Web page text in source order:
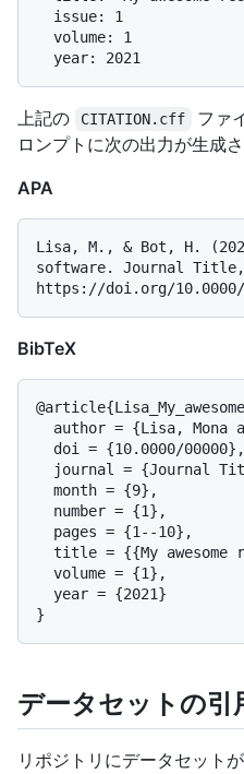
上記の CITATION.cff
ファ
ロンプトに次の出力が生成さ
APA
Lisa, M., & Bot, H.
software. Journal
BibTeX
データセットの引
リポジトリにデータセット